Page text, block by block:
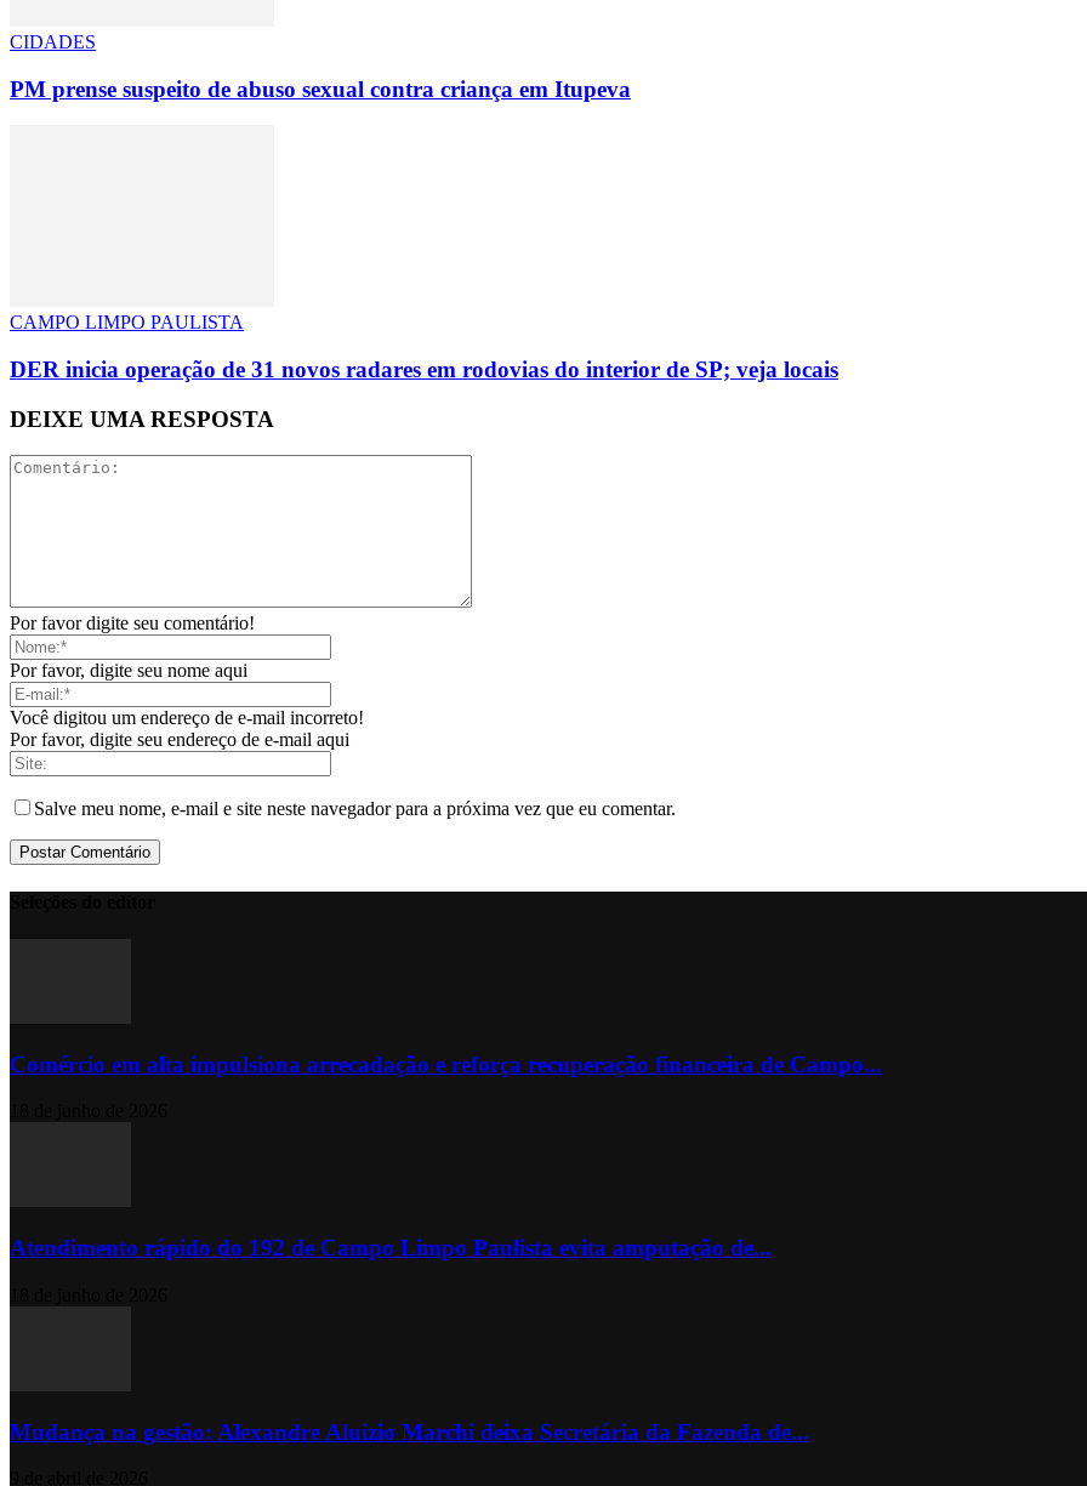
CIDADES
PM prense suspeito de abuso sexual contra criança em Itupeva
CAMPO LIMPO PAULISTA
DER inicia operação de 31 novos radares em rodovias do interior de SP; veja locais
DEIXE UMA RESPOSTA
Por favor digite seu comentário!
Por favor, digite seu nome aqui
Você digitou um endereço de e-mail incorreto!
Por favor, digite seu endereço de e-mail aqui
Salve meu nome, e-mail e site neste navegador para a próxima vez que eu comentar.
Comércio em alta impulsiona arrecadação e reforça recuperação financeira de Campo...
Atendimento rápido do 192 de Campo Limpo Paulista evita amputação de...
Mudança na gestão: Alexandre Aluizio Marchi deixa Secretária da Fazenda de...